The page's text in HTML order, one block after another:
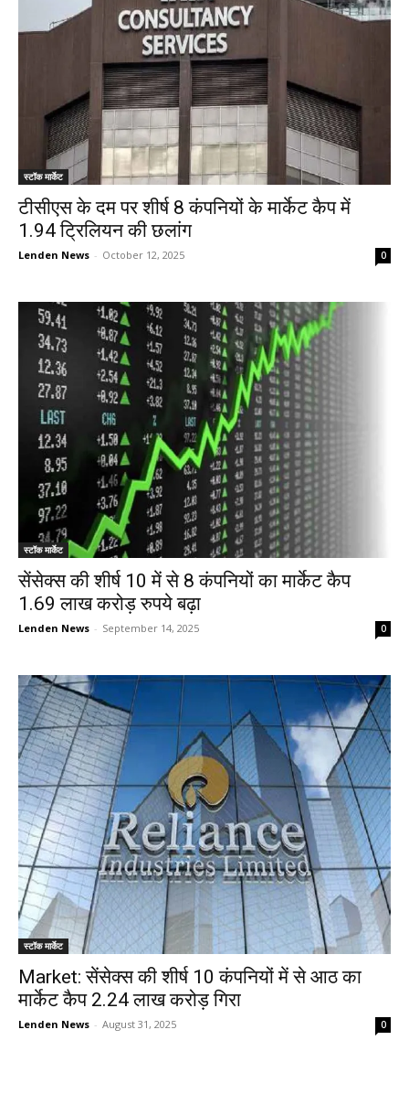
स्टॉक मार्केट
टीसीएस के दम पर शीर्ष 8 कंपनियों के मार्केट कैप में
₹1.94 ट्रिलियन की छलांग
Lenden News - October 12, 2025 0
स्टॉक मार्केट
सेंसेक्स की शीर्ष 10 में से 8 कंपनियों का मार्केट कैप
1.69 लाख करोड़ रुपये बढ़ा
Lenden News - September 14, 2025 0
स्टॉक मार्केट
Market: सेंसेक्स की शीर्ष 10 कंपनियों में से आठ का
मार्केट कैप ₹2.24 लाख करोड़ गिरा
Lenden News - August 31, 2025 0